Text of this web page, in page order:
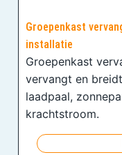
Groepenkast
installatie
Groepenkast
vervangt en
laadpaal,
krachtstroom.